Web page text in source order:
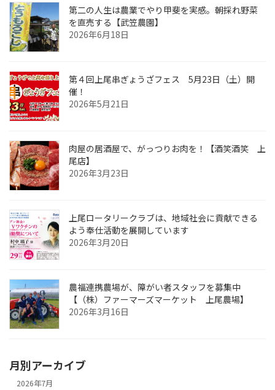
第二の人生は農業でやり甲斐を実感。朝採れ野菜
を直売する【武笠農園】
2026年6月18日
第４回上尾串ぎょうざフェス 5月23日（土）開
催！
2026年5月21日
肉屋の居酒屋で、がっつりお肉を！【酒笑酒笑 上
尾店】
2026年3月23日
上尾ロータリークラブは、地域社会に貢献できる
よう奉仕活動を展開しています
2026年3月20日
農福連携農場が、障がい者スタッフを募集中
【（株）ファーマーズマーケット 上尾農場】
2026年3月16日
月別アーカイブ
2026年7月